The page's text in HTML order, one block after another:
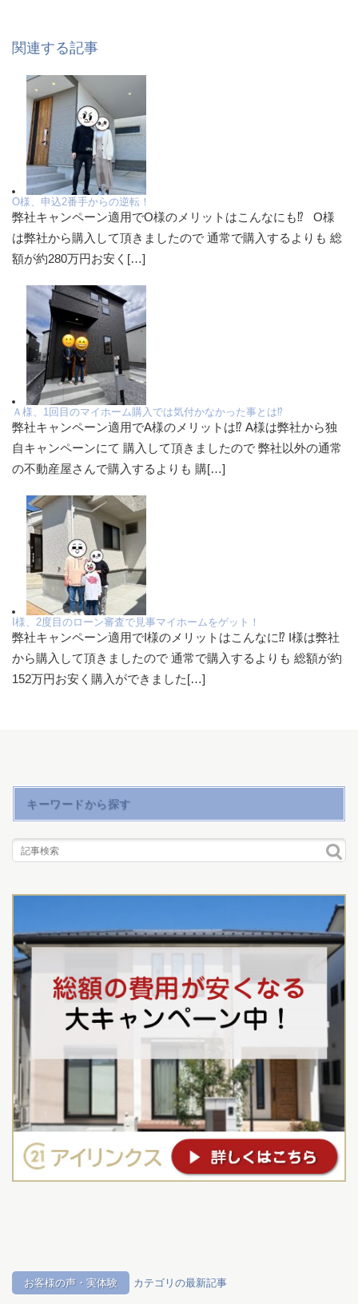
関連する記事
O様、申込2番手からの逆転！
弊社キャンペーン適用でO様のメリットはこんなにも⁉ O様
は弊社から購入して頂きましたので 通常で購入するよりも 総
額が約280万円お安く[…]
Ａ様、1回目のマイホーム購入では気付かなかった事とは⁉
弊社キャンペーン適用でA様のメリットは⁉ A様は弊社から独
自キャンペーンにて 購入して頂きましたので 弊社以外の通常
の不動産屋さんで購入するよりも 購[…]
I様、2度目のローン審査で見事マイホームをゲット！
弊社キャンペーン適用でI様のメリットはこんなに⁉ I様は弊社
から購入して頂きましたので 通常で購入するよりも 総額が約
152万円お安く購入ができました[…]
キーワードから探す
お客様の声・実体験 カテゴリの最新記事